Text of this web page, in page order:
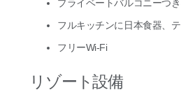
プライベートバルコニーつ
フルキッチンに日本食器、
フリーWi-Fi
リゾート設備